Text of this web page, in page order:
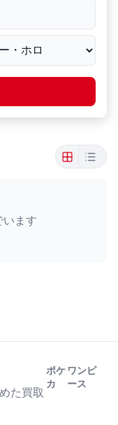
います
た買取
ポケ
カ
ワンピ
ース